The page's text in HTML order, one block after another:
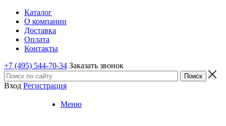
Каталог
О компании
Доставка
Оплата
Контакты
+7 (495) 544-70-34 Заказать звонок
Вход Регистрация
Меню